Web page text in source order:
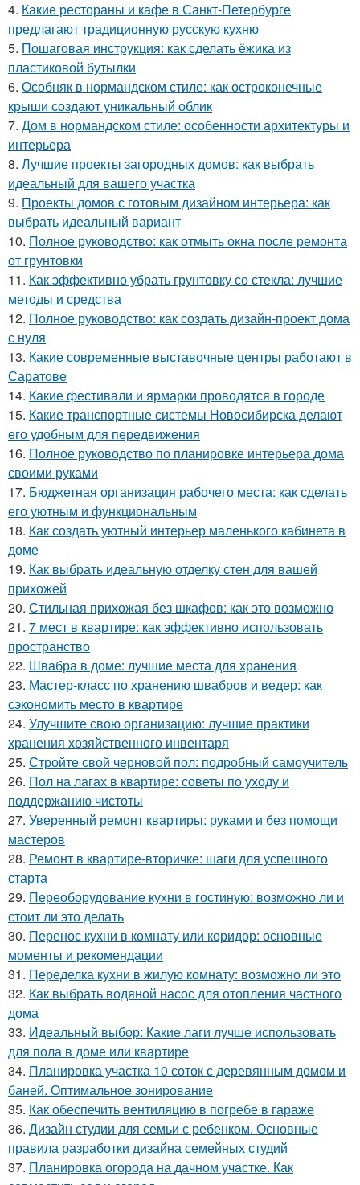
4. Какие рестораны и кафе в Санкт-Петербурге
предлагают традиционную русскую кухню
5. Пошаговая инструкция: как сделать ёжика из
пластиковой бутылки
6. Особняк в нормандском стиле: как остроконечные
крыши создают уникальный облик
7. Дом в нормандском стиле: особенности архитектуры и
интерьера
8. Лучшие проекты загородных домов: как выбрать
идеальный для вашего участка
9. Проекты домов с готовым дизайном интерьера: как
выбрать идеальный вариант
10. Полное руководство: как отмыть окна после ремонта
от грунтовки
11. Как эффективно убрать грунтовку со стекла: лучшие
методы и средства
12. Полное руководство: как создать дизайн-проект дома
с нуля
13. Какие современные выставочные центры работают в
Саратове
14. Какие фестивали и ярмарки проводятся в городе
15. Какие транспортные системы Новосибирска делают
его удобным для передвижения
16. Полное руководство по планировке интерьера дома
своими руками
17. Бюджетная организация рабочего места: как сделать
его уютным и функциональным
18. Как создать уютный интерьер маленького кабинета в
доме
19. Как выбрать идеальную отделку стен для вашей
прихожей
20. Стильная прихожая без шкафов: как это возможно
21. 7 мест в квартире: как эффективно использовать
пространство
22. Швабра в доме: лучшие места для хранения
23. Мастер-класс по хранению швабров и ведер: как
сэкономить место в квартире
24. Улучшите свою организацию: лучшие практики
хранения хозяйственного инвентаря
25. Стройте свой черновой пол: подробный самоучитель
26. Пол на лагах в квартире: советы по уходу и
поддержанию чистоты
27. Уверенный ремонт квартиры: руками и без помощи
мастеров
28. Ремонт в квартире-вторичке: шаги для успешного
старта
29. Переоборудование кухни в гостиную: возможно ли и
стоит ли это делать
30. Перенос кухни в комнату или коридор: основные
моменты и рекомендации
31. Переделка кухни в жилую комнату: возможно ли это
32. Как выбрать водяной насос для отопления частного
дома
33. Идеальный выбор: Какие лаги лучше использовать
для пола в доме или квартире
34. Планировка участка 10 соток с деревянным домом и
баней. Оптимальное зонирование
35. Как обеспечить вентиляцию в погребе в гараже
36. Дизайн студии для семьи с ребенком. Основные
правила разработки дизайна семейных студий
37. Планировка огорода на дачном участке. Как